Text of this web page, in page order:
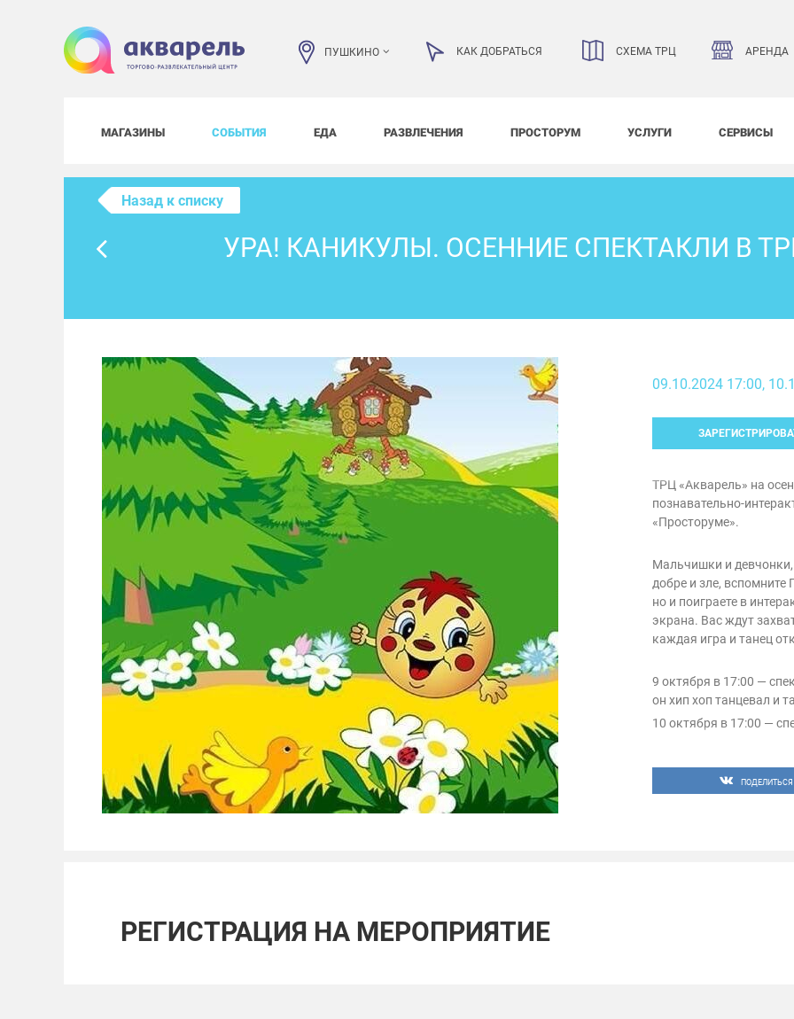
ПУШКИНО КАК ДОБРАТЬСЯ СХЕМА ТРЦ АРЕНДА
МАГАЗИНЫ СОБЫТИЯ ЕДА РАЗВЛЕЧЕНИЯ ПРОСТОРУМ УСЛУГИ СЕРВИСЫ
Назад к списку
УРА! КАНИКУЛЫ. ОСЕННИЕ СПЕКТАКЛИ В
09.10.2024 17:00,
ТРЦ «Акварель» на
познавательно-
«Просторуме».
Мальчишки и девчонки,
добре и зле,
но и поиграете в
экрана. Вас ждут
каждая игра и танец
9 октября в 17:00 —
он хип хоп танцевал и
10 октября в 17:00 —
Боровичка».
ПОДЕЛИТЬСЯ
РЕГИСТРАЦИЯ НА МЕРОПРИЯТИЕ